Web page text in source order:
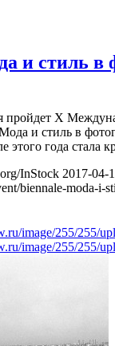
и стиль в
пройдет Х
и стиль в
этого года стала
InStock 2017-04-
biennale-moda-i-
image/255/255/
image/255/255/